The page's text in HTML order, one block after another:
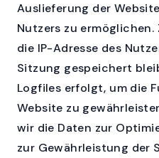
Auslieferung der
Nutzers zu ermöglichen.
die IP-Adresse des
Sitzung gespeichert
Logfiles erfolgt, um die
Website zu
wir die Daten zur
zur Gewährleistung der